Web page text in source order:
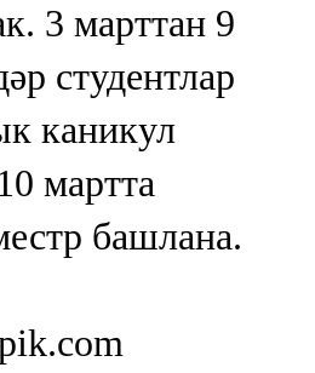
3 марттан 9
студентлар
каникул
мартта
башлана.